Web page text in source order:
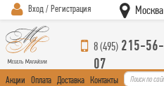
Вход / Регистрация Москва
8 (495) 215-56-
07
Акции Оплата Доставка Контакты